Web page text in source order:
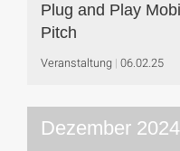
Plug and Play
Pitch
Veranstaltung 06.02.25
Dezember 2024